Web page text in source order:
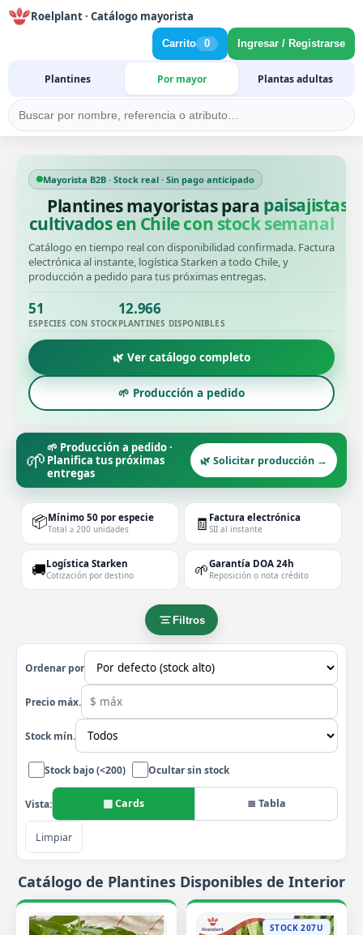
Roelplant · Catálogo mayorista
Plantines Por mayor Plantas adultas
Carrito 0 Ingresar / Registrarse
Mayorista B2B · Stock real · Sin pago anticipado
Plantines mayoristas para
cultivados en Chile con stock semanal
Catálogo en tiempo real con disponibilidad confirmada. Factura
electrónica al instante, logística Starken a todo Chile, y
producción a pedido para tus próximas entregas.
51
ESPECIES CON STOCK
12.966
PLANTINES DISPONIBLES
🌿 Ver catálogo completo
🌱 Producción a pedido
🌱🌱 Producción a pedido ·
Planifica tus próximas
entregas
🌿 Solicitar producción →
📦Mínimo 50 por especie
Total ≥ 200 unidades 🧾 Factura electrónica
SII al instante
🚚Logística Starken
Cotización por destino 🌱Garantía DOA 24h
Reposición o nota crédito
Filtros
Ordenar por
Precio máx.
Stock mín.
Stock bajo (<200) Ocultar sin stock
Vista: ▦ Cards ≣ Tabla
Limpiar
Catálogo de Plantines Disponibles de Interior
STOCK 207U